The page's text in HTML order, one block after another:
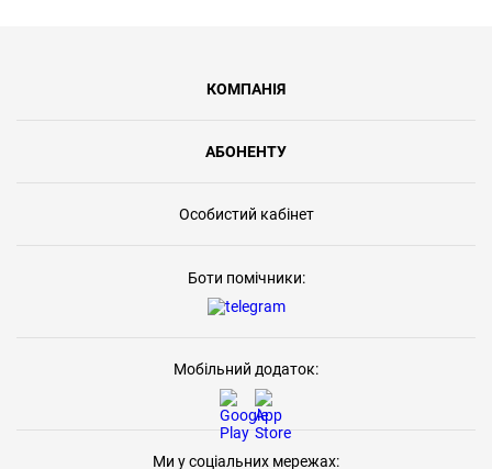
КОМПАНІЯ
АБОНЕНТУ
Особистий кабінет
Боти помічники:
Мобільний додаток:
Ми у соціальних мережах: